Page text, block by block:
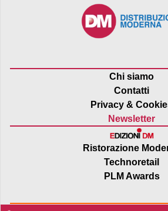
Chi siamo
Contatti
Privacy &
Newsletter
Ristorazione
Technoretail
PLM Awards